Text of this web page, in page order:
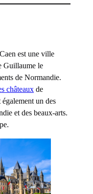
est une ville
Guillaume le
de Normandie.
châteaux de
un des
et des beaux-arts.